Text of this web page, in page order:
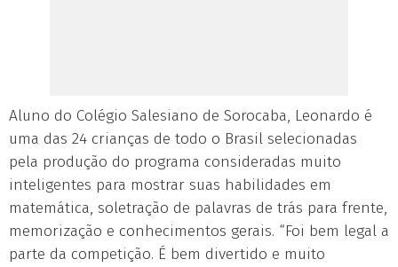
Aluno do Colégio Salesiano de Sorocaba, Leonardo é
uma das 24 crianças de todo o Brasil selecionadas
pela produção do programa consideradas muito
inteligentes para mostrar suas habilidades em
matemática, soletração de palavras de trás para frente,
memorização e conhecimentos gerais. “Foi bem legal a
parte da competição. É bem divertido e muito